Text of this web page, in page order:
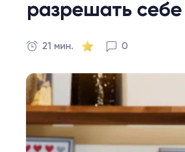
разрешать себе
21 мин. 0